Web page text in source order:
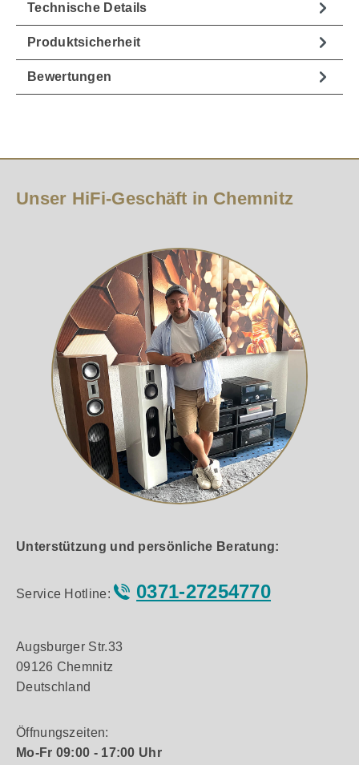
Technische Details
Produktsicherheit
Bewertungen
Unser HiFi-Geschäft in Chemnitz
Unterstützung und persönliche Beratung:
Service Hotline: 0371-27254770
Augsburger Str.33
09126 Chemnitz
Deutschland
Öffnungszeiten:
Mo-Fr 09:00 - 17:00 Uhr